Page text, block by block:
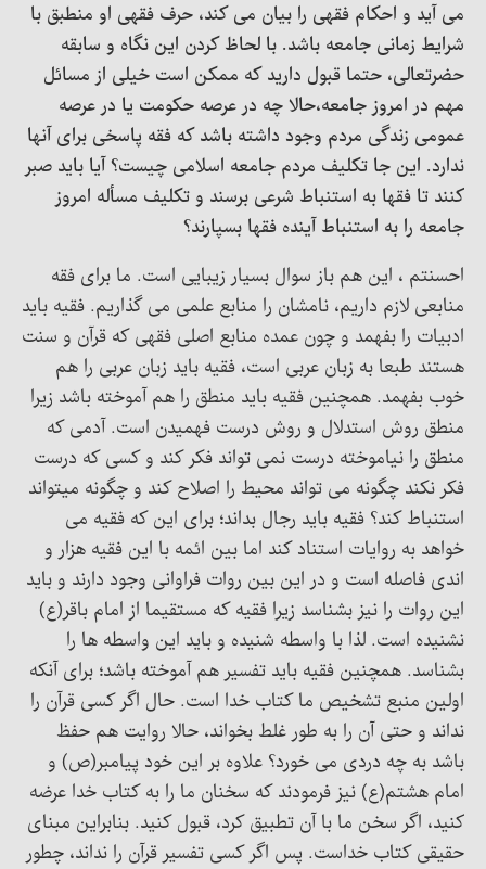
می آید و احکام فقهی را بیان می کند، حرف فقهی او منطبق با
شرایط زمانی جامعه باشد. با لحاظ کردن این نگاه و سابقه
حضرتعالی، حتما قبول دارید که ممکن است خیلی از مسائل
مهم در امروز جامعه،حالا چه در عرصه حکومت یا در عرصه
عمومی زندگی مردم وجود داشته باشد که فقه پاسخی برای آنها
ندارد. این جا تکلیف مردم جامعه اسلامی چیست؟ آیا باید صبر
کنند تا فقها به استنباط شرعی برسند و تکلیف مسأله امروز
جامعه را به استنباط آینده فقها بسپارند؟
احسنتم ، این هم باز سوال بسیار زیبایی است. ما برای فقه
منابعی لازم داریم، نامشان را منابع علمی می گذاریم. فقیه باید
ادبیات را بفهمد و چون عمده منابع اصلی فقهی که قرآن و سنت
هستند طبعا به زبان عربی است، فقیه باید زبان عربی را هم
خوب بفهمد. همچنین فقیه باید منطق را هم آموخته باشد زیرا
منطق روش استدلال و روش درست فهمیدن است. آدمی که
منطق را نیاموخته درست نمی تواند فکر کند و کسی که درست
فکر نکند چگونه می تواند محیط را اصلاح کند و چگونه میتواند
استنباط کند؟ فقیه باید رجال بداند؛ برای این که فقیه می
خواهد به روایات استناد کند اما بین ائمه با این فقیه هزار و
اندی فاصله است و در این بین روات فراوانی وجود دارند و باید
این روات را نیز بشناسد زیرا فقیه که مستقیما از امام باقر(ع)
نشنیده است. لذا با واسطه شنیده و باید این واسطه ها را
بشناسد. همچنین فقیه باید تفسیر هم آموخته باشد؛ برای آنکه
اولین منبع تشخیص ما کتاب خدا است. حال اگر کسی قرآن را
نداند و حتی آن را به طور غلط بخواند، حالا روایت هم حفظ
باشد به چه دردی می خورد؟ علاوه بر این خود پیامبر(ص) و
امام هشتم(ع) نیز فرمودند که سخنان ما را به کتاب خدا عرضه
کنید، اگر سخن ما با آن تطبیق کرد، قبول کنید. بنابراین مبنای
حقیقی کتاب خداست. پس اگر کسی تفسیر قرآن را نداند، چطور